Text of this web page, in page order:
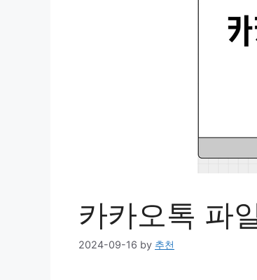
카카오톡 파
2024-09-16 by 추천